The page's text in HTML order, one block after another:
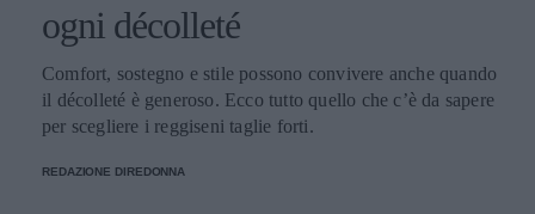
ogni décolleté
Comfort, sostegno e stile possono convivere anche quando
il décolleté è generoso. Ecco tutto quello che c’è da sapere
per scegliere i reggiseni taglie forti.
REDAZIONE DIREDONNA